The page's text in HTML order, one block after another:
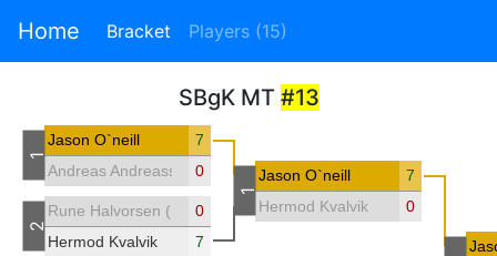
Home Bracket Players (15)
SBgK MT #13
Jason O`neill
7
Andreas Andreassen 0
Rune Halvorsen (1470)
0
Hermod Kvalvik
7
Jason O`neill
7
Hermod Kvalvik
0
1
2
1